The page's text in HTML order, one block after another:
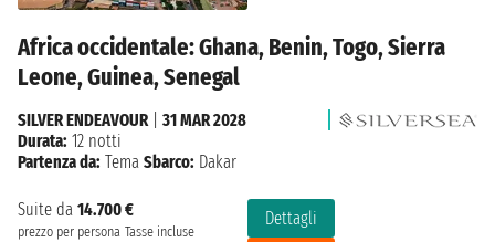
Africa occidentale: Ghana, Benin, Togo, Sierra
Leone, Guinea, Senegal
Suite da 14.700 €
prezzo per persona Tasse incluse
Dettagli
SILVER ENDEAVOUR
31 MAR 2028
Durata: 12 notti
Partenza da: Tema Sbarco: Dakar